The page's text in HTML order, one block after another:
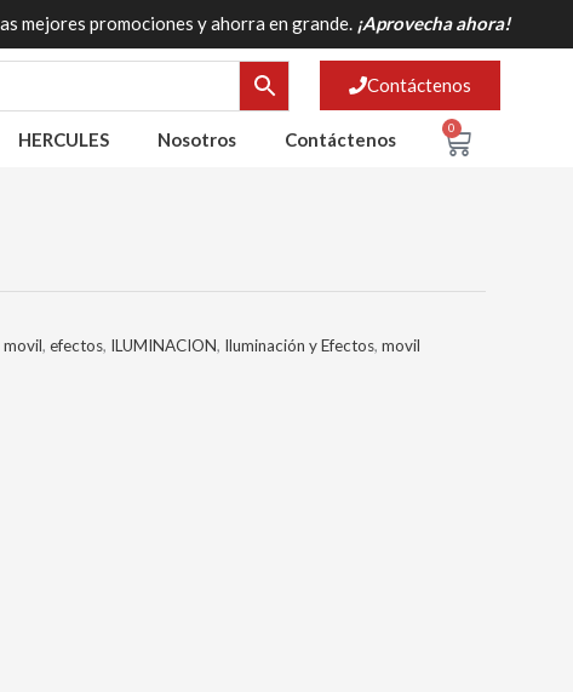
mejores promociones y ahorra en grande. ¡Aprovecha ahora!
Contáctenos
HERCULES Nosotros Contáctenos
0 Cart
movil, efectos, ILUMINACION, Iluminación y Efectos, movil